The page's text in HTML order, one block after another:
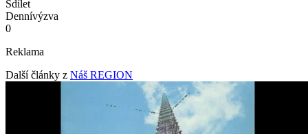
Sdílet
Dennívýzva
0
Reklama
Další články z Náš REGION